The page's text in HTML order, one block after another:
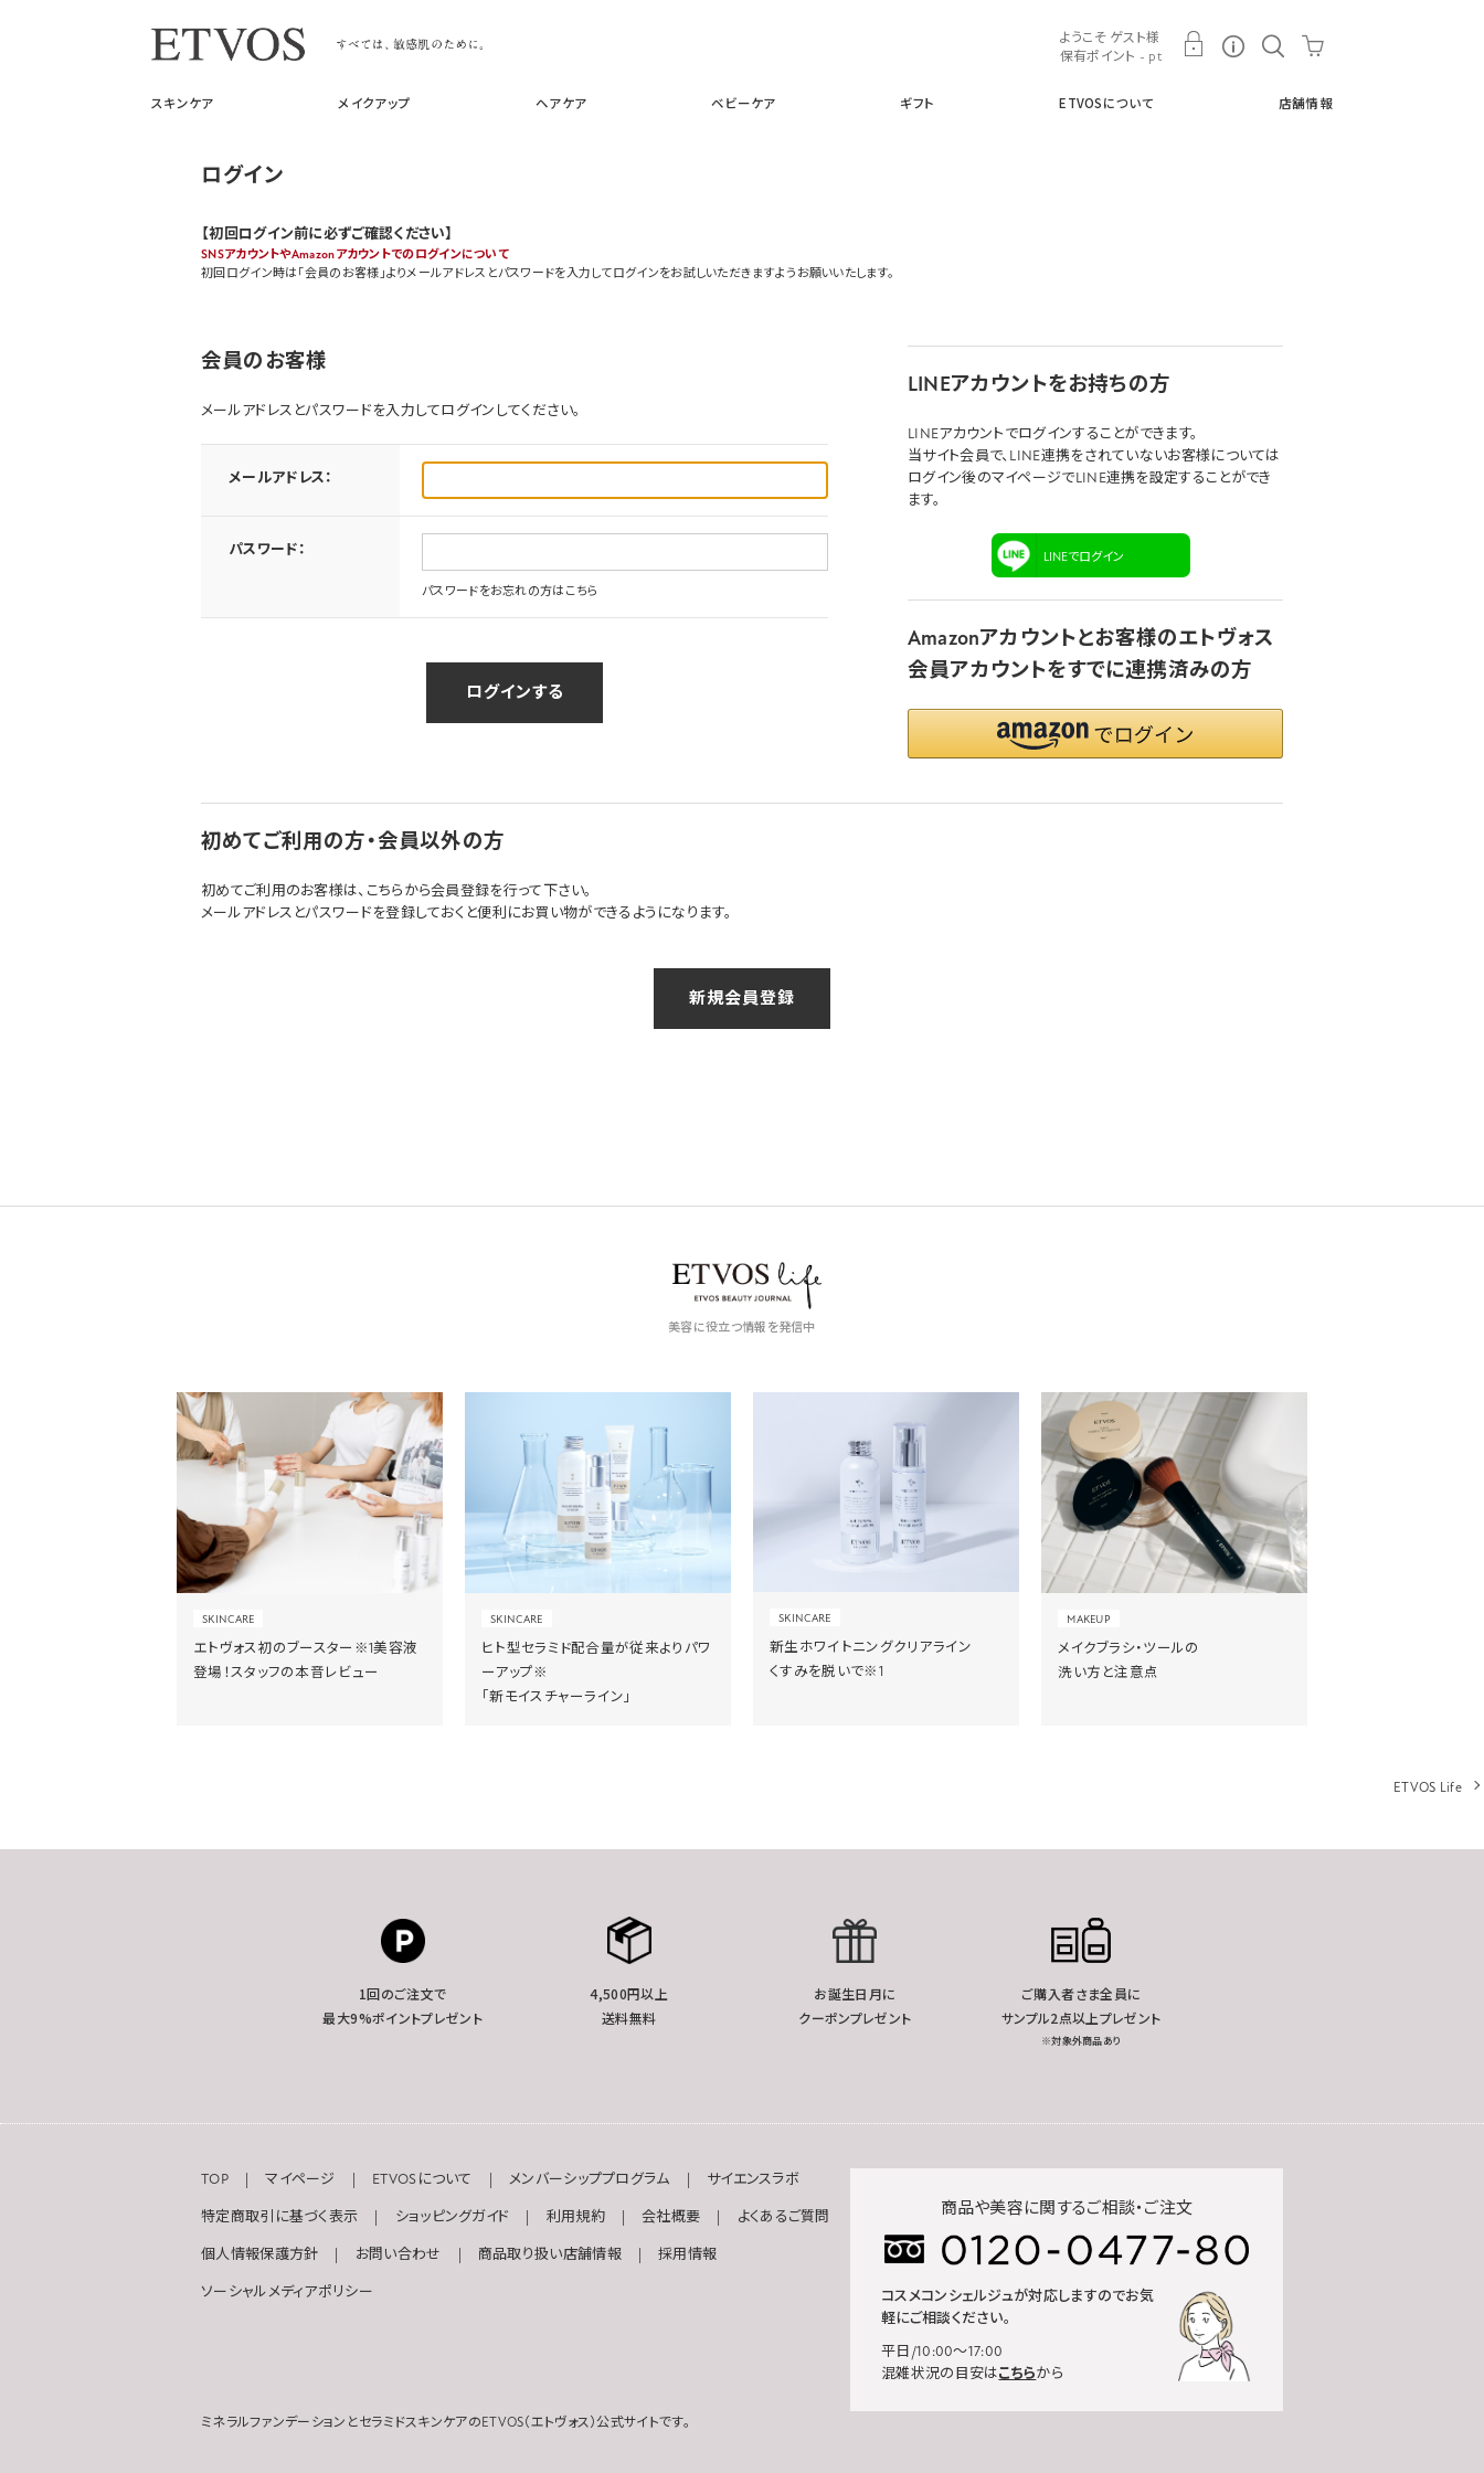
スキンケア メイクアップ ヘアケア ベビーケア ギフト ETVOSについて 店舗情報
ようこそ ゲスト様
保有ポイント - pt
ログイン
【初回ログイン前に必ずご確認ください】
SNSアカウントやAmazonアカウントでのログインについて
初回ログイン時は「会員のお客様」よりメールアドレスとパスワードを入力してログインをお試しいただきますようお願いいたします。
会員のお客様
メールアドレスとパスワードを入力してログインしてください。
メールアドレス：
パスワード：
パスワードをお忘れの方はこちら
LINEアカウントをお持ちの方
LINEアカウントでログインすることができます。
当サイト会員で、LINE連携をされていないお客様については
ログイン後のマイページでLINE連携を設定することができ
ます。
LINEでログイン
Amazonアカウントとお客様のエトヴォス
会員アカウントをすでに連携済みの方
初めてご利用の方・会員以外の方
初めてご利用のお客様は、こちらから会員登録を行って下さい。
メールアドレスとパスワードを登録しておくと便利にお買い物ができるようになります。
美容に役立つ情報を発信中
SKINCARE
エトヴォス初のブースター※1美容液
登場！スタッフの本音レビュー
SKINCARE
ヒト型セラミド配合量が従来よりパワ
ーアップ※
「新モイスチャーライン」
SKINCARE
新生ホワイトニングクリアライン
くすみを脱いで※1
MAKEUP
メイクブラシ・ツールの
洗い方と注意点
ETVOS Life
1回のご注文で
最大9%ポイントプレゼント
4,500円以上
送料無料
お誕生日月に
クーポンプレゼント
ご購入者さま全員に
サンプル2点以上プレゼント
※対象外商品あり
TOP マイページ ETVOSについて メンバーシッププログラム サイエンスラボ
特定商取引に基づく表示 ショッピングガイド 利用規約 会社概要 よくあるご質問
個人情報保護方針 お問い合わせ 商品取り扱い店舗情報 採用情報
ソーシャルメディアポリシー
ミネラルファンデーションとセラミドスキンケアのETVOS（エトヴォス）公式サイトです。
商品や美容に関するご相談・ご注文
コスメコンシェルジュが対応しますのでお気
軽にご相談ください。
平日/10:00～17:00
混雑状況の目安はこちらから